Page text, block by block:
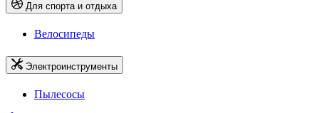
Для спорта и отдыха
Велосипеды
Электроинструменты
Пылесосы